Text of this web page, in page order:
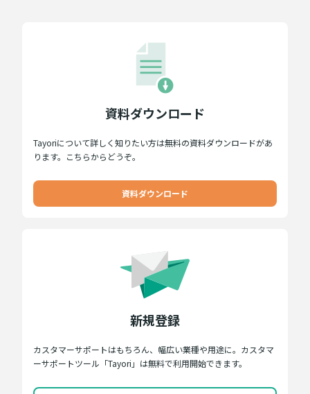
資料ダウンロード
Tayoriについて詳しく知りたい方は無料の資料ダウンロードがあ
ります。こちらからどうぞ。
資料ダウンロード
新規登録
カスタマーサポートはもちろん、幅広い業種や用途に。カスタマ
ーサポートツール「Tayori」は無料で利用開始できます。